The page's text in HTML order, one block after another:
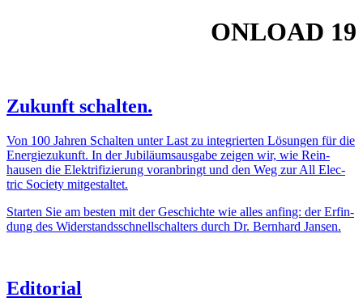
ONLOAD 19
Zukunft schalten.
Von 100 Jahren Schalten unter Last zu inte­grierten Lösungen für die
Ener­gie­zu­kunft. In der Jubi­lä­ums­aus­gabe zeigen wir, wie Rein­
hausen die Elek­tri­fi­zie­rung voran­bringt und den Weg zur All Elec­
tric Society mitge­staltet.
Starten Sie am besten mit der Geschichte wie alles anfing: der Erfin­
dung des Wider­stands­schnell­schal­ters durch Dr. Bern­hard Jansen.
Edito­rial